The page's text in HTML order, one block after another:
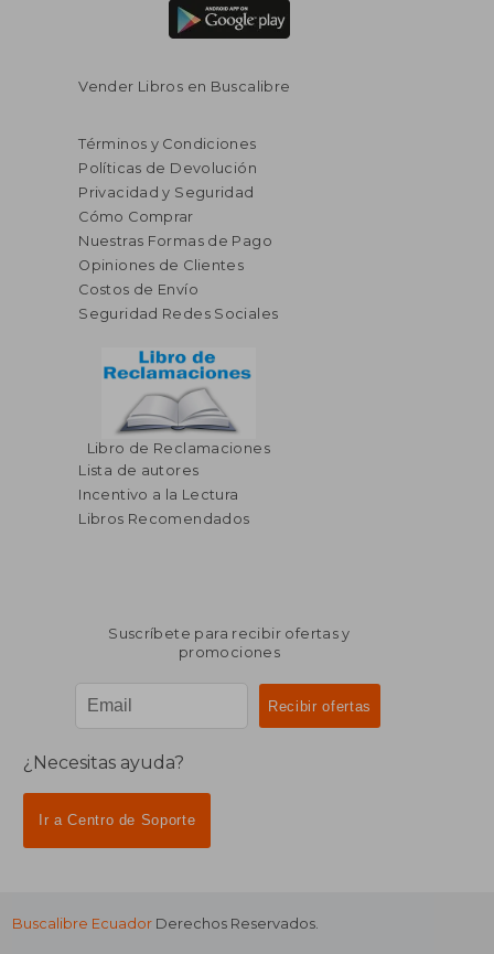
Vender Libros en Buscalibre
Términos y Condiciones
Políticas de Devolución
Privacidad y Seguridad
Cómo Comprar
Nuestras Formas de Pago
Opiniones de Clientes
Costos de Envío
Seguridad Redes Sociales
Libro de Reclamaciones
Lista de autores
Incentivo a la Lectura
Libros Recomendados
Suscríbete para recibir ofertas y
promociones
¿Necesitas ayuda?
Ir a Centro de Soporte
Buscalibre Ecuador Derechos Reservados.